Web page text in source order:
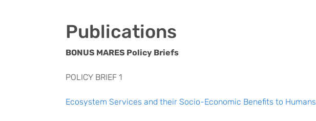
Publications
BONUS MARES Policy Briefs
POLICY BRIEF 1
Ecosystem Services and their Socio-Economic Benefits to Humans